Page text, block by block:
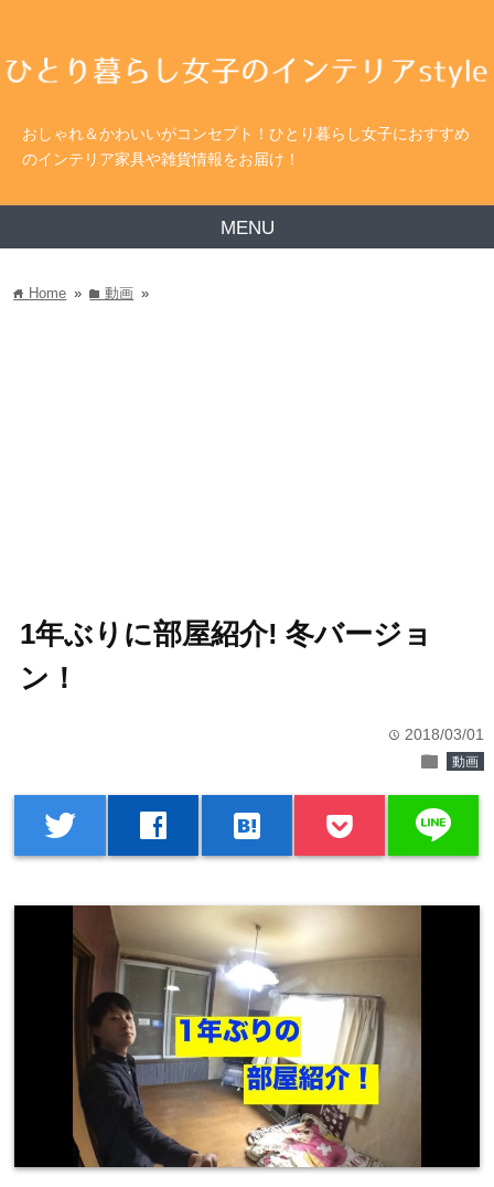
おしゃれ＆かわいいがコンセプト！ひとり暮らし女子におすすめ
のインテリア家具や雑貨情報をお届け！
MENU
home Home » folder動画 »
1年ぶりに部屋紹介! 冬バージョ
ン！
time 2018/03/01
folder 動画
twitter facebook hatenabookmark line